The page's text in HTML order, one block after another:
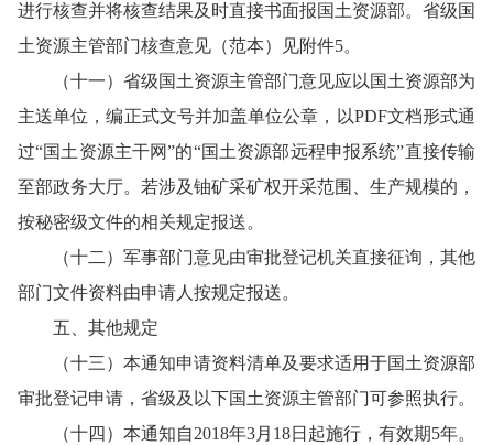
进行核查并将核查结果及时直接书面报国土资源部。省级国
土资源主管部门核查意见（范本）见附件5。
（十一）省级国土资源主管部门意见应以国土资源部为
主送单位，编正式文号并加盖单位公章，以PDF文档形式通
过“国土资源主干网”的“国土资源部远程申报系统”直接传输
至部政务大厅。若涉及铀矿采矿权开采范围、生产规模的，
按秘密级文件的相关规定报送。
（十二）军事部门意见由审批登记机关直接征询，其他
部门文件资料由申请人按规定报送。
五、其他规定
（十三）本通知申请资料清单及要求适用于国土资源部
审批登记申请，省级及以下国土资源主管部门可参照执行。
（十四）本通知自2018年3月18日起施行，有效期5年。